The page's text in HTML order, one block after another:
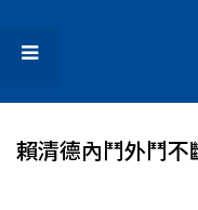
賴清德內鬥外鬥